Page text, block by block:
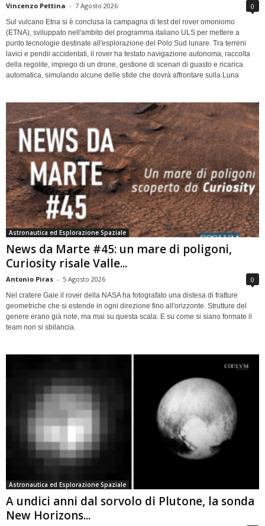
Vincenzo Pettina - 7 Agosto 2026 0
Sul vulcano Etna si è conclusa la campagna di test del rover omoniomo
(ETNA), sviluppato nell'ambito del programma italiano ULS per mettere a
punto tecnologie destinate all'esplorazione del Polo Sud lunare. Tra terreni
lavici e pendii accidentati, il rover ha testato navigazione autonoma, raccolta
della regolite, impiego di un drone, gestione di scenari di guasto e ricarica
automatica, simulando alcune delle sfide che dovrà affrontare sulla Luna
Astronautica ed Esplorazione Spaziale
News da Marte #45: un mare di poligoni,
Curiosity risale Valle...
Antonio Piras - 5 Agosto 2026 0
Nel cratere Gale il rover della NASA ha fotografato una distesa di fratture
geometriche che si estende in ogni direzione fino all'orizzonte. Strutture del
genere erano già note, ma mai su questa scala. E su come si siano formate il
team non si sbilancia.
Astronautica ed Esplorazione Spaziale
A undici anni dal sorvolo di Plutone, la sonda
New Horizons...